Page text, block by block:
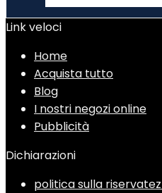
Link veloci
Home
Acquista tutto
Blog
I nostri negozi online
Pubblicità
Dichiarazioni
politica sulla